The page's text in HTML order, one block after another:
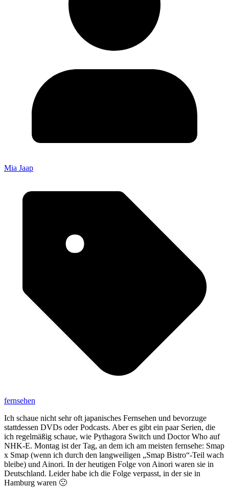
Mia Jaap
fernsehen
Ich schaue nicht sehr oft japanisches Fernsehen und bevorzuge
stattdessen DVDs oder Podcasts. Aber es gibt ein paar Serien, die
ich regelmäßig schaue, wie Pythagora Switch und Doctor Who auf
NHK-E. Montag ist der Tag, an dem ich am meisten fernsehe: Smap
x Smap (wenn ich durch den langweiligen „Smap Bistro“-Teil wach
bleibe) und Ainori. In der heutigen Folge von Ainori waren sie in
Deutschland. Leider habe ich die Folge verpasst, in der sie in
Hamburg waren 🙁